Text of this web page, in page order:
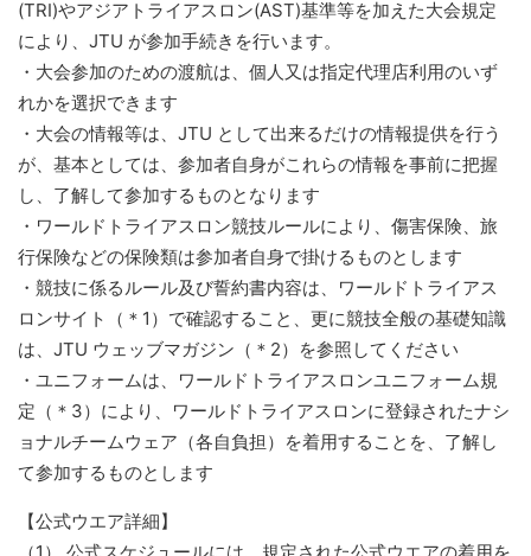
(TRI)やアジアトライアスロン(AST)基準等を加えた大会規定
により、JTU が参加手続きを行います。
・大会参加のための渡航は、個人又は指定代理店利用のいず
れかを選択できます
・大会の情報等は、JTU として出来るだけの情報提供を行う
が、基本としては、参加者自身がこれらの情報を事前に把握
し、了解して参加するものとなります
・ワールドトライアスロン競技ルールにより、傷害保険、旅
行保険などの保険類は参加者自身で掛けるものとします
・競技に係るルール及び誓約書内容は、ワールドトライアス
ロンサイト（＊1）で確認すること、更に競技全般の基礎知識
は、JTU ウェッブマガジン（＊2）を参照してください
・ユニフォームは、ワールドトライアスロンユニフォーム規
定（＊3）により、ワールドトライアスロンに登録されたナシ
ョナルチームウェア（各自負担）を着用することを、了解し
て参加するものとします
【公式ウエア詳細】